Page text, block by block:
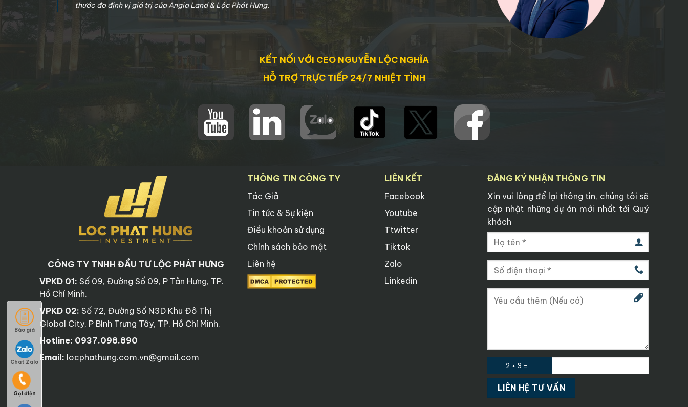
Báo giá
Chat Zalo
Gọi điện
thước đo định vị giá trị của Angia Land & Lộc Phát Hưng.
KẾT NỐI VỚI CEO NGUYỄN LỘC NGHĨA
HỖ TRỢ TRỰC TIẾP 24/7 NHIỆT TÌNH
CÔNG TY TNHH ĐẦU TƯ LỘC PHÁT HƯNG
VPKD 01: Số 09, Đường Số 09, P Tân Hưng, TP.
Hồ Chí Minh.
VPKD 02: Số 72, Đường Số N3D Khu Đô Thị
Global City, P Bình Trưng Tây, TP. Hồ Chí Minh.
Hotline: 0937.098.890
Email: locphathung.com.vn@gmail.com
THÔNG TIN CÔNG TY
Tác Giả
Tin tức & Sự kiện
Điều khoản sử dụng
Chính sách bảo mật
Liên hệ
LIÊN KẾT
Facebook
Youtube
Ttwitter
Tiktok
Zalo
Linkedin
ĐĂNG KÝ NHẬN THÔNG TIN
Xin vui lòng để lại thông tin, chúng tôi sẽ
cập nhật những dự án mới nhất tới Quý
khách
2 + 3 =